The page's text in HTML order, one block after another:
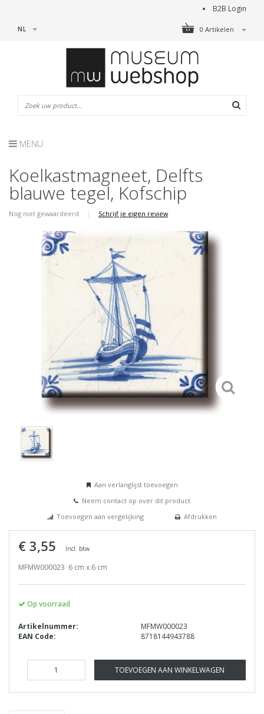
B2B Login
0 Artikelen
NL
MENU
Koelkastmagneet, Delfts
blauwe tegel, Kofschip
Nog niet gewaardeerd | Schrijf je eigen review
Aan verlanglijst toevoegen
Neem contact op over dit product
Toevoegen aan vergelijking
Afdrukken
€ 3,55 Incl. btw
MFMW000023 6 cm x 6 cm
Op voorraad
Artikelnummer:
MFMW000023
EAN Code:
8718144943788
TOEVOEGEN AAN WINKELWAGEN